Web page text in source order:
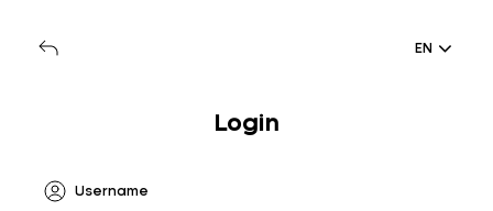
EN
Login